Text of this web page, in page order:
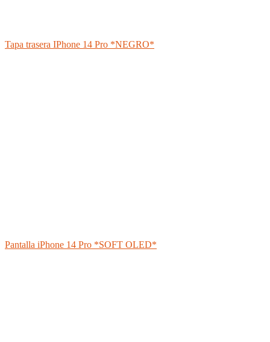
Tapa trasera IPhone 14 Pro *NEGRO*
Pantalla iPhone 14 Pro *SOFT OLED*